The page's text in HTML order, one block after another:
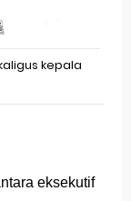
kepala
eksekutif